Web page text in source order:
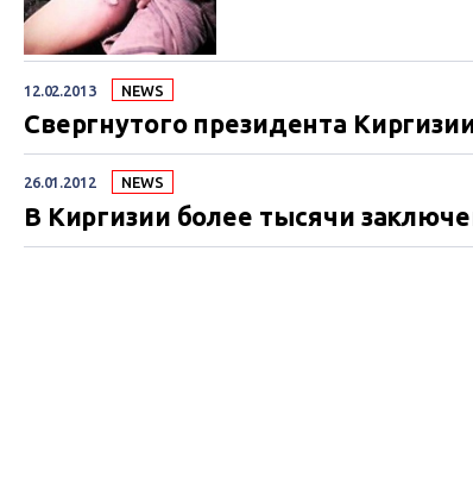
12.02.2013 NEWS
Свергнутого президента
26.01.2012 NEWS
В Киргизии более тысячи